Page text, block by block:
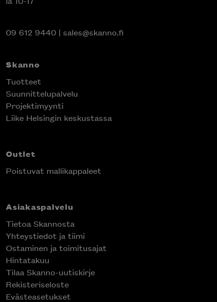
09 612 9440 | sales@skanno.fi
Skanno
Tuotteet
Suunnittelupalvelu
Projektimyynti
Liike Helsingin keskustassa
Outlet
Poistuvat mallikappaleet
Asiakaspalvelu
Tietoa Skannosta
Yhteystiedot ja tiimi
Ostaminen ja toimitusajat
Hintatakuu
Tilaa Skanno-uutiskirje
Rekisteriseloste
Evästeasetukset